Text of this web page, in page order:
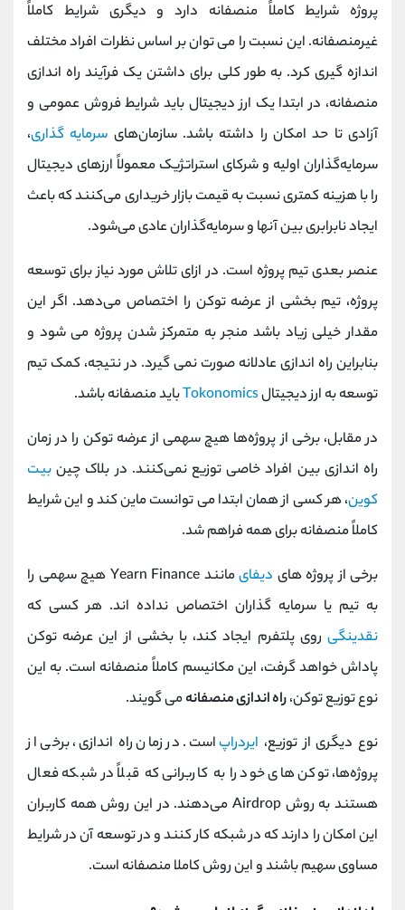
پروژه شرایط کاملاً منصفانه دارد و دیگری شرایط کاملاً
غیرمنصفانه. این نسبت را می توان بر اساس نظرات افراد مختلف
اندازه گیری کرد. به طور کلی برای داشتن یک فرآیند راه اندازی
منصفانه، در ابتدا یک ارز دیجیتال باید شرایط فروش عمومی و
آزادی تا حد امکان را داشته باشد. سازمان‌های سرمایه‌ گذاری،
سرمایه‌گذاران اولیه و شرکای استراتژیک معمولاً ارزهای دیجیتال
را با هزینه کمتری نسبت به قیمت بازار خریداری می‌کنند که باعث
ایجاد نابرابری بین آنها و سرمایه‌گذاران عادی می‌شود.
عنصر بعدی تیم پروژه است. در ازای تلاش مورد نیاز برای توسعه
پروژه، تیم بخشی از عرضه توکن را اختصاص می‌دهد. اگر این
مقدار خیلی زیاد باشد منجر به متمرکز شدن پروژه می شود و
بنابراین راه اندازی عادلانه صورت نمی گیرد. در نتیجه، کمک تیم
توسعه به ارز دیجیتالTokonomicsباید منصفانه باشد.
در مقابل، برخی از پروژه‌ها هیچ سهمی از عرضه توکن را در زمان
راه‌ اندازی بین افراد خاصی توزیع نمی‌کنند. در بلاک چین بیت
کوین، هر کسی از همان ابتدا می توانست ماین کند و این شرایط
کاملاً منصفانه برای همه فراهم شد.
برخی از پروژه های دیفای
مانند Yearn Finance هیچ سهمی را
به تیم یا سرمایه گذاران اختصاص نداده اند. هر کسی که
نقدینگی روی پلتفرم ایجاد کند، با بخشی از این عرضه توکن
پاداش خواهد گرفت، این مکانیسم کاملاً منصفانه است. به این
نوع توزیع توکن،راه اندازی منصفانهمی گویند.
نوع دیگری از توزیع، ایردراپ است. در زمان راه‌ اندازی، برخی از
پروژه‌ها، توکن‌ های خود را به کاربرانی که قبلاً در شبکه فعال
هستند به روش Airdrop می‌دهند. در این روش همه کاربران
این امکان را دارند که در شبکه کار کنند و در توسعه آن در شرایط
مساوی سهیم باشند و این روش کاملا منصفانه است.